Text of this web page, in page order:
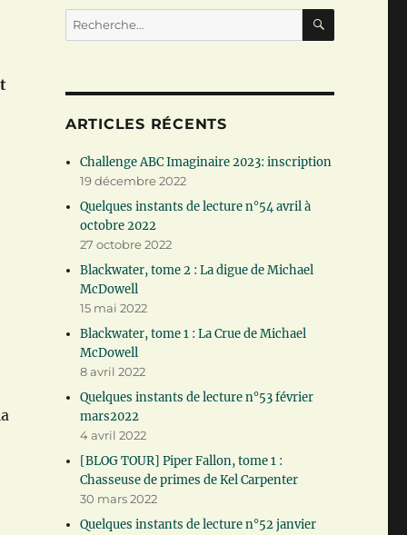
Recherche
pour :
ARTICLES RÉCENTS
Challenge ABC Imaginaire 2023: inscription
19 décembre 2022
Quelques instants de lecture n°54 avril à
octobre 2022
27 octobre 2022
Blackwater, tome 2 : La digue de Michael
McDowell
15 mai 2022
Blackwater, tome 1 : La Crue de Michael
McDowell
8 avril 2022
Quelques instants de lecture n°53 février
mars2022
4 avril 2022
[BLOG TOUR] Piper Fallon, tome 1 :
Chasseuse de primes de Kel Carpenter
30 mars 2022
Quelques instants de lecture n°52 janvier